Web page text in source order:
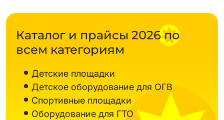
Каталог и прайсы 2026 по
всем категориям
Детские площадки
Детское оборудование для ОГВ
Спортивные площадки
Оборудование для ГТО